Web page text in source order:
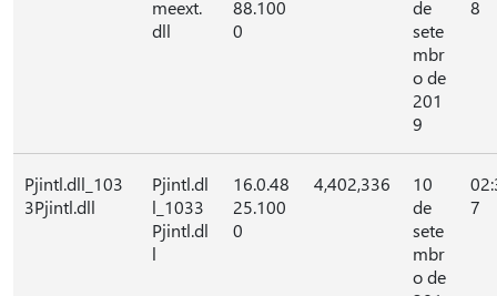
meext.
dll
88.100
0
de
sete
mbr
o de
201
9
8
Pjintl.dll_103
3Pjintl.dll
Pjintl.dl
l_1033
Pjintl.dl
l
16.0.48
25.100
0
4,402,336
10
de
sete
mbr
o de
7